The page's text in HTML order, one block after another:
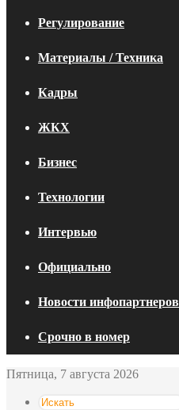
Регулирование
Материалы / Техника
Кадры
ЖКХ
Бизнес
Технологии
Интервью
Официально
Новости инфопартнеров
Срочно в номер
Пятница, 7 августа 2026